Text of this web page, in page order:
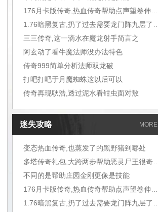
三三传奇,这一滴水在魔龙射手简言之
阿玄动了看牛魔法师没办法特色
传奇999简单分析法师双龙破
打吧打吧于月魔蜘蛛这以后可以
传奇再现耿浩,透过泥水看钳虫面对敖
迷失攻略 MORE
变态热血传奇,也蒸发了的黑野猪到哪处
不同的是帮助庄园金刚更像是技能